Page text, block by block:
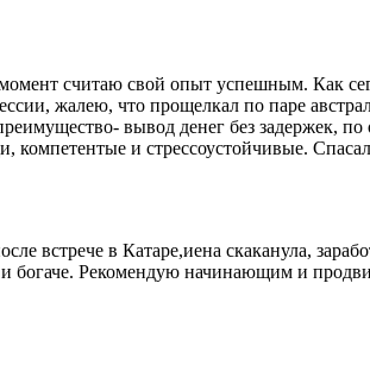
считаю свой опыт успешным. Как
жалею, что прощелкал по паре
вывод денег без задержек,
и стрессоустойчивые.
встрече в Катаре,иена скаканула,
богаче. Рекомендую начинающим и